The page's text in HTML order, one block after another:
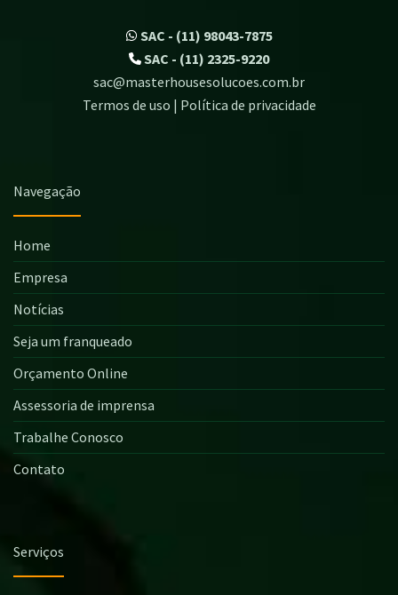
SAC - (11) 98043-7875
SAC - (11) 2325-9220
sac@masterhousesolucoes.com.br
Termos de uso | Política de privacidade
Navegação
Home
Empresa
Notícias
Seja um franqueado
Orçamento Online
Assessoria de imprensa
Trabalhe Conosco
Contato
Serviços